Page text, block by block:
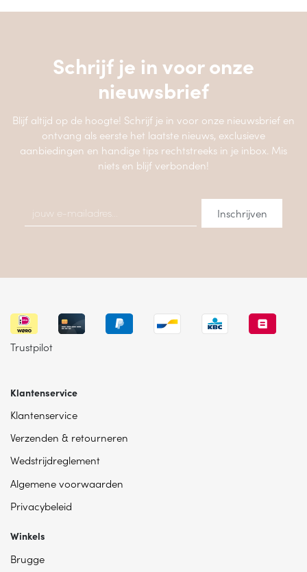
Schrijf je in voor onze
nieuwsbrief
Blijf altijd op de hoogte! Schrijf je in voor onze nieuwsbrief en
ontvang als eerste het laatste nieuws, exclusieve
aanbiedingen en handige tips rechtstreeks in je inbox. Mis
niets en blijf verbonden!
Trustpilot
Klantenservice
Klantenservice
Verzenden & retourneren
Wedstrijdreglement
Algemene voorwaarden
Privacybeleid
Winkels
Brugge